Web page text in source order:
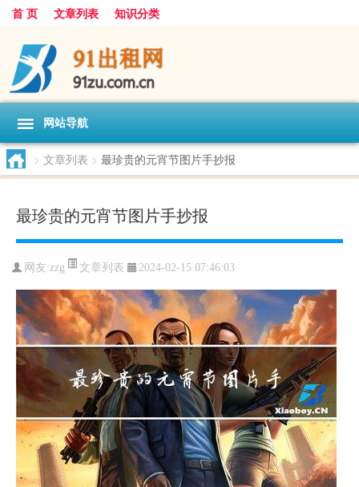
首 页 文章列表 知识分类
网站导航
> 文章列表 > 最珍贵的元宵节图片手抄报
最珍贵的元宵节图片手抄报
网友:zzg 文章列表 2024-02-15 07:46:03